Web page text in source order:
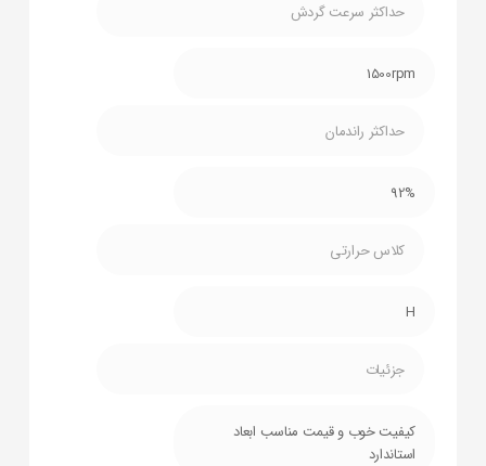
حداکثر سرعت گردش
1500rpm
حداکثر راندمان
92%
کلاس حرارتی
H
جزئیات
کیفیت خوب و قیمت مناسب ابعاد
استاندارد